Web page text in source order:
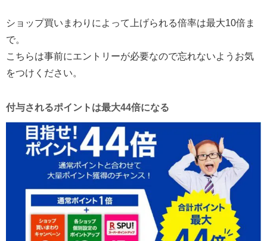
ショップ買いまわりによって上げられる倍率は最大10倍ま
で。
こちらは事前にエントリーが必要なので忘れないようお気
をつけください。
付与されるポイントは最大44倍になる